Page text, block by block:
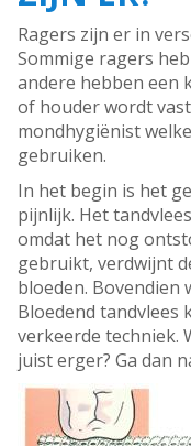
Ragers zijn er in
Sommige ragers
andere hebben een
of houder wordt
mondhygiënist
gebruiken.
In het begin is het
pijnlijk. Het
omdat het nog
gebruikt, verdwijnt
bloeden.
Bloedend tandvlees
verkeerde techniek.
juist erger? Ga dan